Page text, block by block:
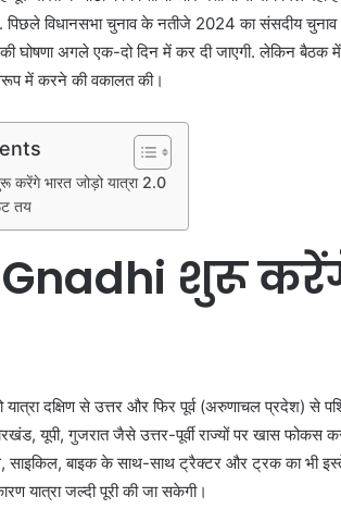
पिछले विधानसभा चुनाव के नतीजे 2024 का संसदीय
घोषणा अगले एक-दो दिन में कर दी जाएगी. लेकिन
में करने की वकालत की।
भारत जोड़ो यात्रा 2.0
तय
शुरू करेंगे
यात्रा दक्षिण से उत्तर और फिर पूर्व (अरुणाचल प्रदेश)
यूपी, गुजरात जैसे उत्तर-पूर्वी राज्यों पर खास फोकस
साइकिल, बाइक के साथ-साथ ट्रैक्टर और ट्रक का भी
यात्रा जल्दी पूरी की जा सकेगी।